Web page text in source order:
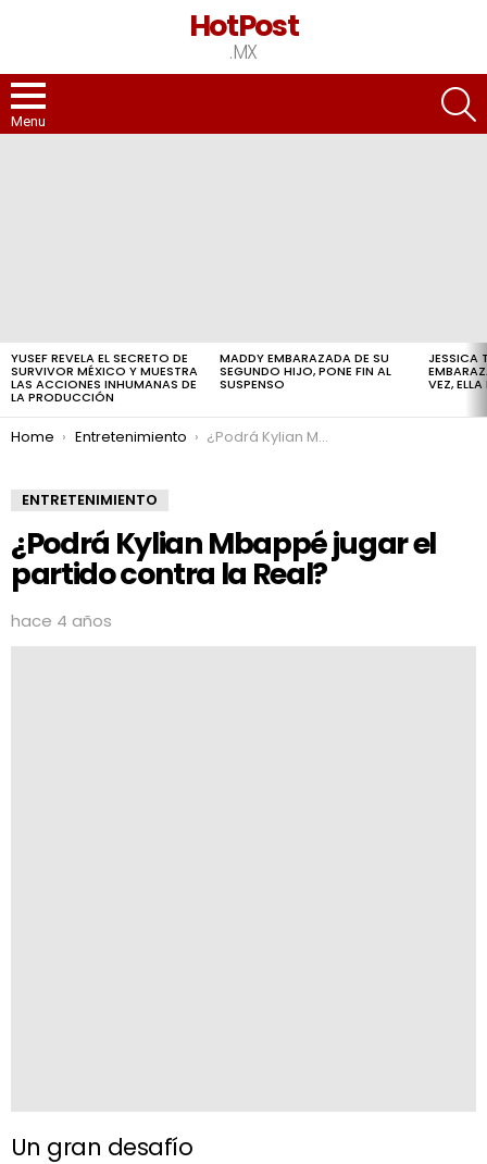
HotPost
.MX
Menu
YUSEF REVELA EL SECRETO DE
SURVIVOR MÉXICO Y MUESTRA
LAS ACCIONES INHUMANAS DE
LA PRODUCCIÓN
MADDY EMBARAZADA DE SU
SEGUNDO HIJO, PONE FIN AL
SUSPENSO
JESSICA
VEZ,
You are here:
Home Entretenimiento ¿Podrá Kylian Mbappé jugar el partido contra la Real?
ENTRETENIMIENTO
¿Podrá Kylian Mbappé jugar el
partido contra la Real?
hace 4 años
Un gran desafío